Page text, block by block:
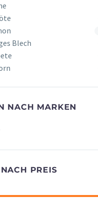
Blech
NACH MARKEN
PREIS